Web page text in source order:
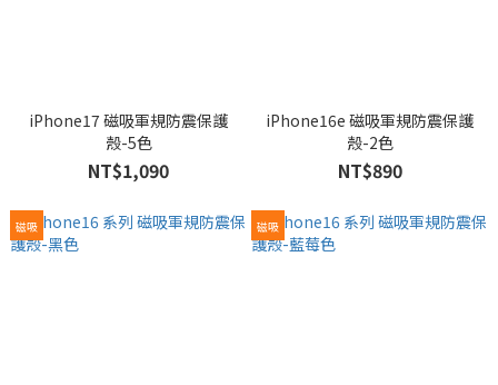
iPhone17 磁吸軍規防震保護
殼-5色
NT$1,090
iPhone16e 磁吸軍規防震保護
殼-2色
NT$890
磁吸 磁吸